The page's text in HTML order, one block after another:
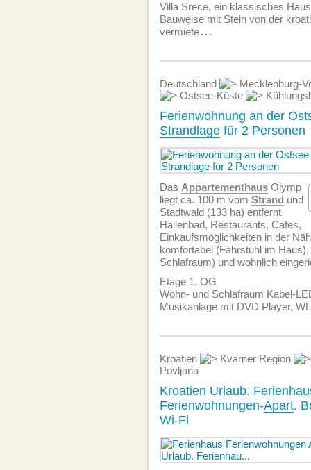
Villa Srece, ein klassisches
Bauweise mit Stein von der
vermiete...
Deutschland
Mecklenburg-
Ostsee-Küste
Ferienwohnung an der
Strandlage für 2 Personen
Das Appartementhaus Olymp
liegt ca. 100 m vom Strand und
Stadtwald (133 ha) entfernt.
Hallenbad, Restaurants, Cafes,
Einkaufsmöglichkeiten in der
komfortabel (Fahrstuhl im
Schlafraum) und wohnlich
Etage 1. OG
Wohn- und Schlafraum Kabel-
Musikanlage mit DVD Player,
Kroatien
Kvarner Region
Povljana
Kroatien Urlaub.
Ferienwohnungen-Apart.
Wi-Fi